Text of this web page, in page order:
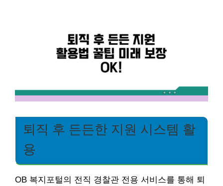
퇴직 후 든든한 지원 시스템 활
용
OB 복지포털의 전직 경찰관 전용 서비스를 통해 퇴